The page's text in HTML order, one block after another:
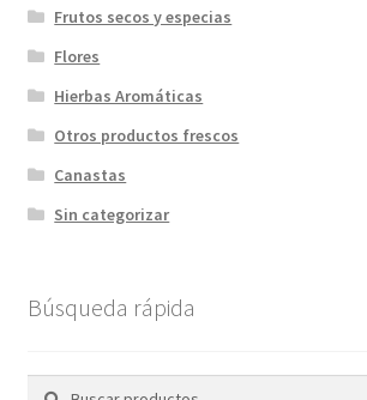
Frutos secos y especias
Flores
Hierbas Aromáticas
Otros productos frescos
Canastas
Sin categorizar
Búsqueda rápida
Buscar
Buscar